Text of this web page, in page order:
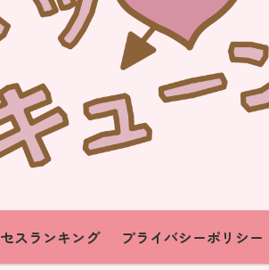
スランキング プライバシーポリシー